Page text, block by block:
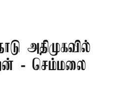
அதிமுகவில்
- செம்மலை